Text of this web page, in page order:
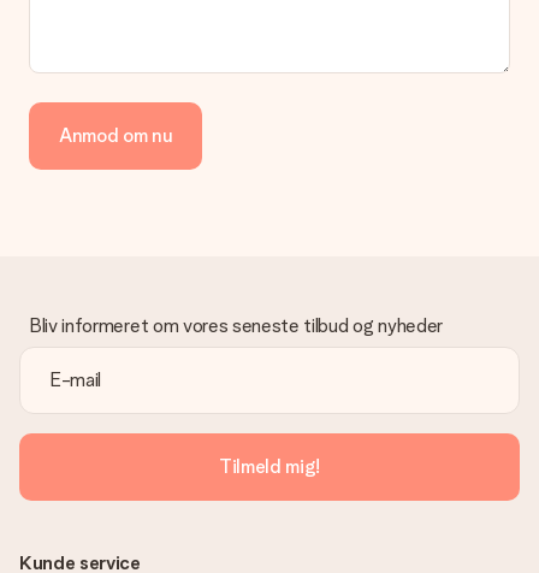
Vi tilbyder følgende betalingsmetoder: Dankort, Paypal,
kreditkort, faktura via Klarna eller bankoverførsel. I tilfælde af
manuel betaling overførsel, skal du tage højde for en ekstra 3
venligst vores kundeservice, de hjælper gerne med at finde en
passende løsning.
Er fakturaen sendt sammen med ordren?
Ingen faktura sendes med din ordre. Du modtager altid
fakturaen i bekræftelsesemailen, og du kan altid finde den i din
MySurprise-konto. Det betyder at du kan få gaven leveret
direkte til modtageren, hvilket gør det til en sand
overraskelse!
Anmod om nu
Bliv informeret om vores seneste tilbud og nyheder
Tilmeld mig!
Kunde service